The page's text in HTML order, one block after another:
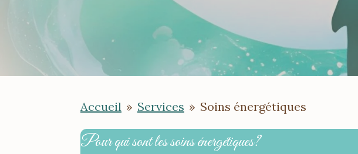
Accueil » Services » Soins énergétiques
Pour qui sont les soins énergétiques?